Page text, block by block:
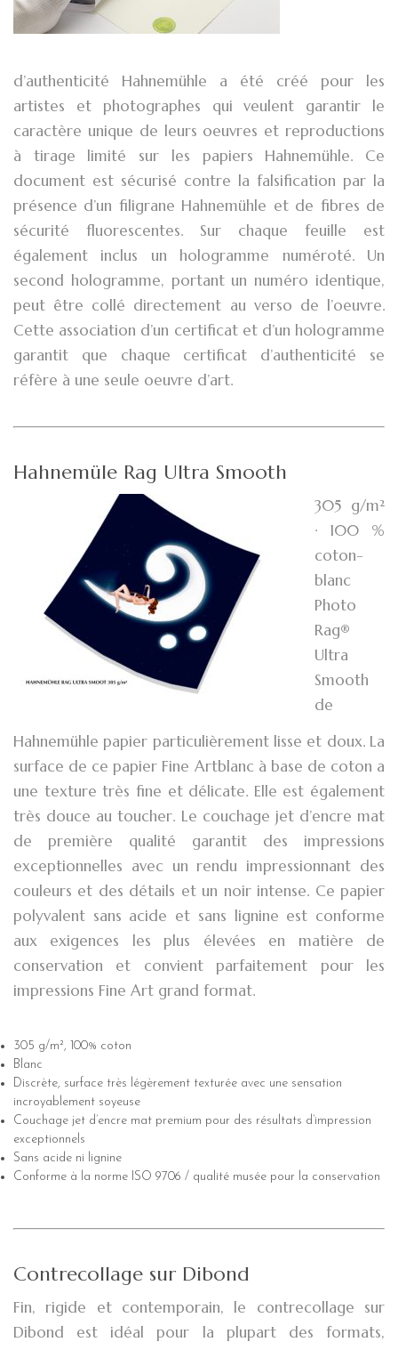
d’authenticité Hahnemühle a été créé pour les
artistes et photographes qui veulent garantir le
caractère unique de leurs oeuvres et reproductions
à tirage limité sur les papiers Hahnemühle. Ce
document est sécurisé contre la falsification par la
présence d’un filigrane Hahnemühle et de fibres de
sécurité fluorescentes. Sur chaque feuille est
également inclus un hologramme numéroté. Un
second hologramme, portant un numéro identique,
peut être collé directement au verso de l’oeuvre.
Cette association d’un certificat et d’un hologramme
garantit que chaque certificat d’authenticité se
réfère à une seule oeuvre d’art.
Hahnemüle Rag Ultra Smooth
305 g/m²
· 100 %
coton-
blanc
Photo
Rag®
Ultra
Smooth
de
Hahnemühle papier particulièrement lisse et doux. La
surface de ce papier Fine Artblanc à base de coton a
une texture très fine et délicate. Elle est également
très douce au toucher. Le couchage jet d’encre mat
de première qualité garantit des impressions
exceptionnelles avec un rendu impressionnant des
couleurs et des détails et un noir intense. Ce papier
polyvalent sans acide et sans lignine est conforme
aux exigences les plus élevées en matière de
conservation et convient parfaitement pour les
impressions Fine Art grand format.
305 g/m², 100% coton
Blanc
Discrète, surface très légèrement texturée avec une sensation
incroyablement soyeuse
Couchage jet d’encre mat premium pour des résultats d’impression
exceptionnels
Sans acide ni lignine
Conforme à la norme ISO 9706 / qualité musée pour la conservation
Contrecollage sur Dibond
Fin, rigide et contemporain, le contrecollage sur
Dibond est idéal pour la plupart des formats,